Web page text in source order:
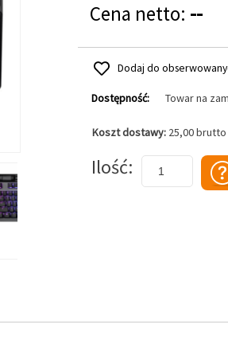
Cena netto: --
Dodaj do
Dostępność: Towar na
Koszt dostawy: 25,00 brutto
Ilość